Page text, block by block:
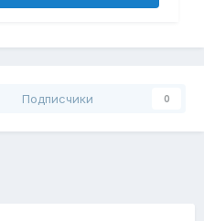
Подписчики 0